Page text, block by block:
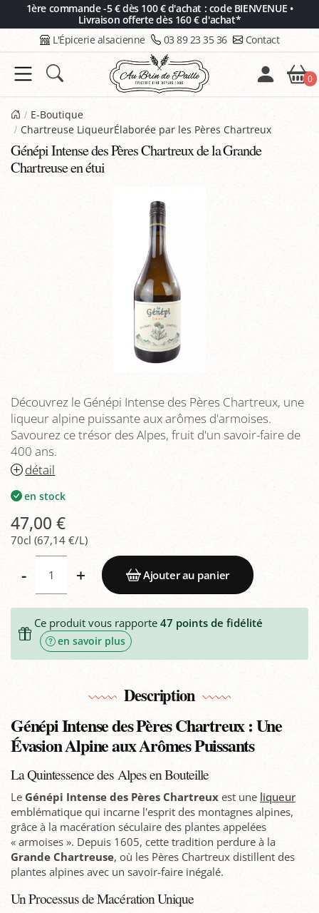
1ère commande -5 € dès 100 € d'achat : code BIENVENUE •
Livraison offerte dès 160 € d'achat*
L'Épicerie alsacienne 03 89 23 35 36 Contact
0
E-Boutique
Chartreuse LiqueurÉlaborée par les Pères Chartreux
Génépi Intense des Pères Chartreux de la Grande
Chartreuse en étui
Découvrez le Génépi Intense des Pères Chartreux, une
liqueur alpine puissante aux arômes d'armoises.
Savourez ce trésor des Alpes, fruit d'un savoir-faire de
400 ans.
détail
en stock
47,00 €
70cl (67,14 €/L)
- + Ajouter au panier
Ce produit vous rapporte47 points de fidélité
en savoir plus
Description
Génépi Intense des Pères Chartreux : Une
Évasion Alpine aux Arômes Puissants
La Quintessence des Alpes en Bouteille
Le Génépi Intense des Pères Chartreux est une liqueur
emblématique qui incarne l'esprit des montagnes alpines,
grâce à la macération séculaire des plantes appelées
« armoises ». Depuis 1605, cette tradition perdure à la
Grande Chartreuse, où les Pères Chartreux distillent des
plantes alpines avec un savoir-faire inégalé.
Un Processus de Macération Unique
Panneau de gestion des cookies